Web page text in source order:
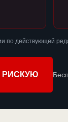
по действующей
РИСКУЮ